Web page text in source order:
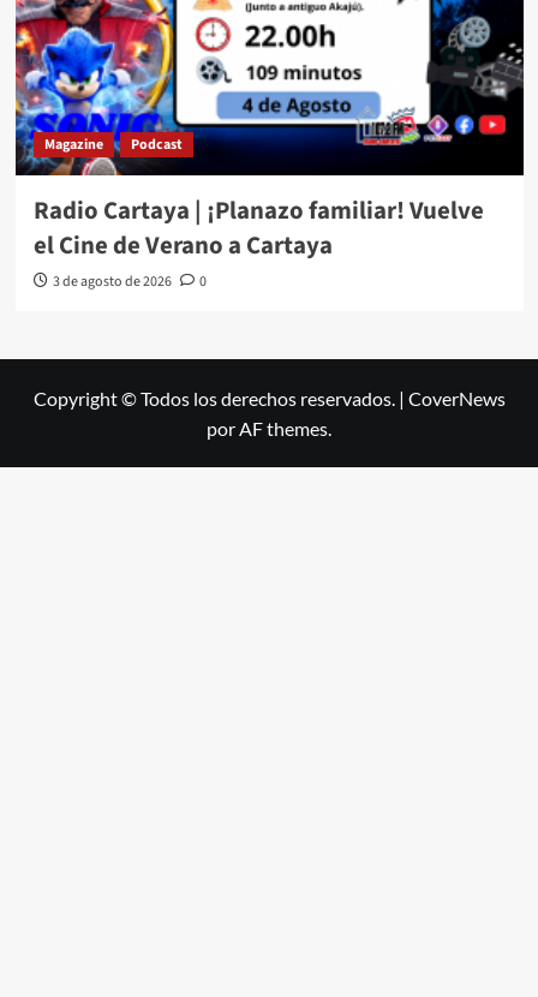
Magazine Podcast
Radio Cartaya | ¡Planazo familiar! Vuelve
el Cine de Verano a Cartaya
3 de agosto de 2026 0
Copyright © Todos los derechos reservados. | CoverNews
por AF themes.